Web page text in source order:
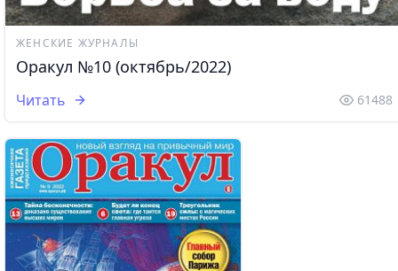
ЖЕНСКИЕ ЖУРНАЛЫ
Оракул №10 (октябрь/2022)
Читать 61488